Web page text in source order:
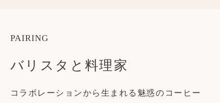
PAIRING
バリスタと料理家
コラボレーションから生まれる 魅惑のコーヒー